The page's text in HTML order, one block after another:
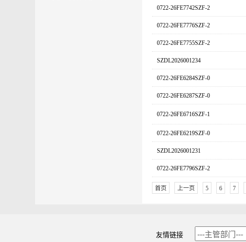
0722-26FE7742SZF-2
0722-26FE7776SZF-2
0722-26FE7755SZF-2
SZDL2026001234
0722-26FE6284SZF-0
0722-26FE6287SZF-0
0722-26FE6716SZF-1
0722-26FE6219SZF-0
SZDL2026001231
0722-26FE7796SZF-2
首页 上一页 5 6 7
友情链接